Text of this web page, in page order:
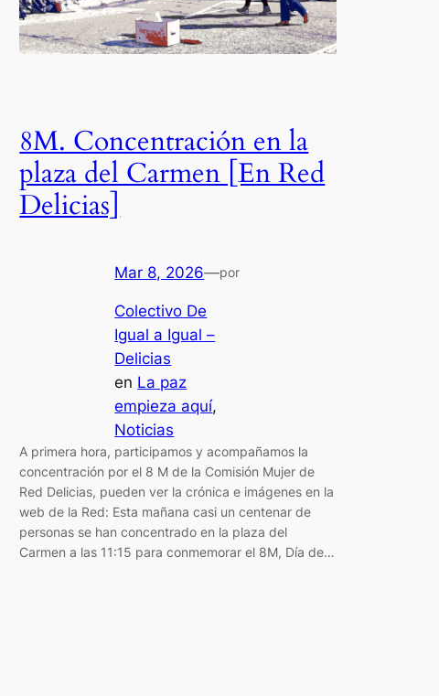
8M. Concentración en la
plaza del Carmen [En Red
Delicias]
Mar 8, 2026—por
Colectivo De
Igual a Igual –
Delicias
en La paz
empieza aquí
Noticias
A primera hora, participamos y acompañamos la
concentración por el 8 M de la Comisión Mujer de
Red Delicias, pueden ver la crónica e imágenes en la
web de la Red: Esta mañana casi un centenar de
personas se han concentrado en la plaza del
Carmen a las 11:15 para conmemorar el 8M, Día de…